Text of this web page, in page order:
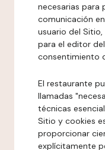
necesarias para
comunicación
usuario del
para el editor
consentimiento
El restaurante
llamadas
técnicas
Sitio y cookies
proporcionar
explícitamente